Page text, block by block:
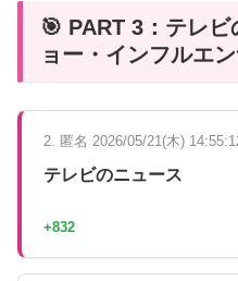
🎯 PART 3：テレ
ョー・インフルエ
2. 匿名 2026/05/21(木)
テレビのニュース
+832